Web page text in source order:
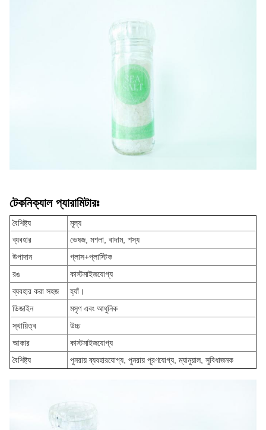
টেকনিক্যাল প্যারামিটারঃ
বৈশিষ্ট্য
মূল্য
ব্যবহার
ভেষজ, মশলা, বাদাম, শস্য
উপাদান
গ্লাস+প্লাস্টিক
রঙ
কাস্টমাইজযোগ্য
ব্যবহার করা সহজ
হ্যাঁ।
ডিজাইন
মসৃণ এবং আধুনিক
স্থায়িত্ব
উচ্চ
আকার
কাস্টমাইজযোগ্য
বৈশিষ্ট্য
পুনরায় ব্যবহারযোগ্য, পুনরায় পূরণযোগ্য, ম্যানুয়াল, সুবিধাজনক